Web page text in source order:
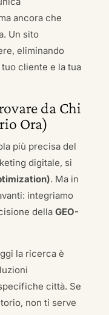
ancora che
Un sito
eliminando
cliente e la tua
da Chi
Ora)
più precisa del
digitale, si
. Ma in
integriamo
della GEO-
la ricerca è
città. Se
non ti serve